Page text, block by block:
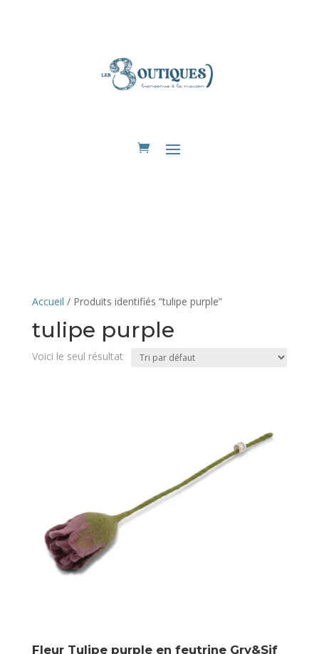
Accueil / Produits identifiés “tulipe purple”
tulipe purple
Voici le seul résultat
Fleur Tulipe purple en feutrine Gry&Sif